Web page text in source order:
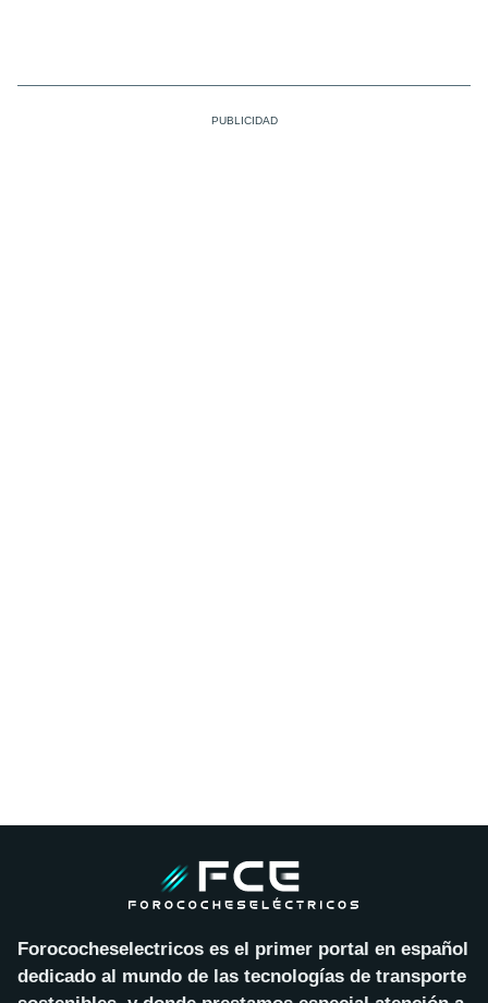
Forococheselectricos es el primer portal en español
dedicado al mundo de las tecnologías de transporte